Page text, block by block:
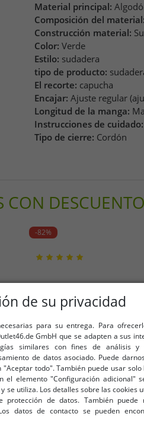
Material principal:
Composición del material:
Construcción material:
Color: Verde
Estilo: sudadera
tipo de producto:
El recorte: capucha
Encajar: Ajuste regular
Longitud de la manga:
Instrucciones de cuidado:
Tipo de cierre: Cordón
CON DESCUENTO
-82%
de su privacidad
para su entrega. Para
GmbH que se adapten a sus
similares con fines de análisis y
de datos asociado. Puede
todo". También puede usar solo
el elemento "Configuración adicional"
se utiliza. Los detalles sobre las cookies
protección de datos. También puede
datos de contacto se pueden